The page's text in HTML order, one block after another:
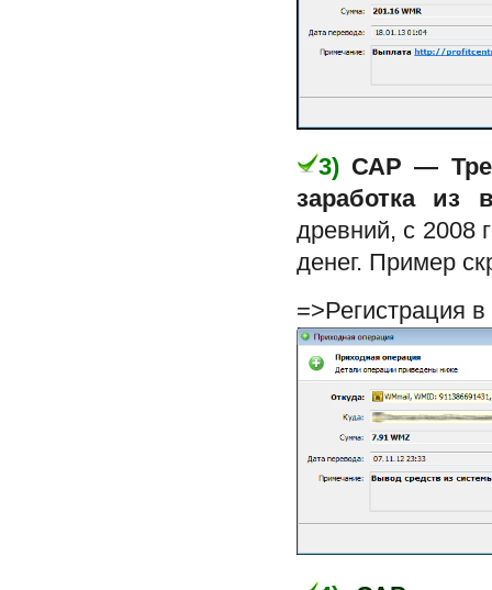
3) САР —
заработка из
древний, с 2008
денег. Пример
=>Регистрация